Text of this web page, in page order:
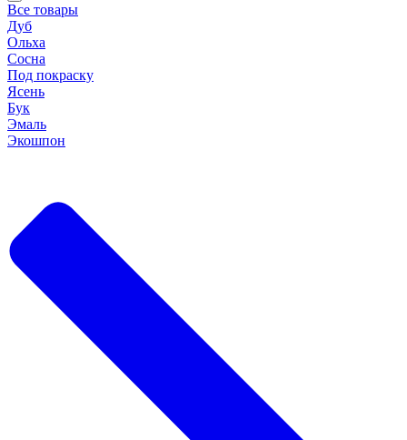
Все товары
Дуб
Ольха
Сосна
Под покраску
Ясень
Бук
Эмаль
Экошпон